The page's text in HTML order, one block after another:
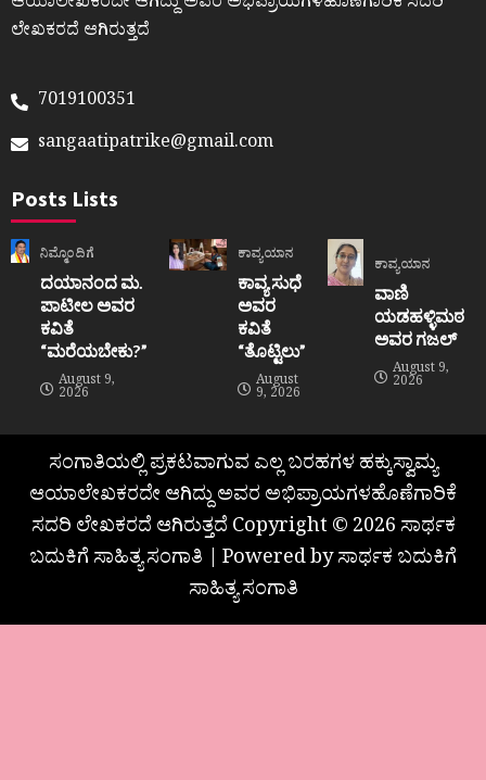
ಲೇಖಕರದೆ ಆಗಿರುತ್ತದೆ
7019100351
sangaatipatrike@gmail.com
Posts Lists
ನಿಮ್ಮೊಂದಿಗೆ
ದಯಾನಂದ ಮ.
ಪಾಟೀಲ ಅವರ
ಕವಿತೆ
“ಮರೆಯಬೇಕು?”
August 9,
2026
ಕಾವ್ಯಯಾನ
ಕಾವ್ಯ ಸುಧೆ
ಅವರ
ಕವಿತೆ
“ತೊಟ್ಟಿಲು”
August
9, 2026
ಕಾವ್ಯಯಾನ
ವಾಣಿ
ಯಡಹಳ್ಳಿಮಠ
ಅವರ ಗಜಲ್
August 9,
2026
ಸಂಗಾತಿಯಲ್ಲಿ ಪ್ರಕಟವಾಗುವ ಎಲ್ಲ ಬರಹಗಳ ಹಕ್ಕುಸ್ವಾಮ್ಯ
ಆಯಾಲೇಖಕರದೇ ಆಗಿದ್ದು ಅವರ ಅಭಿಪ್ರಾಯಗಳಹೊಣೆಗಾರಿಕೆ
ಸದರಿ ಲೇಖಕರದೆ ಆಗಿರುತ್ತದೆ Copyright © 2026 ಸಾರ್ಥಕ
ಬದುಕಿಗೆ ಸಾಹಿತ್ಯ ಸಂಗಾತಿ | Powered by ಸಾರ್ಥಕ ಬದುಕಿಗೆ
ಸಾಹಿತ್ಯ ಸಂಗಾತಿ